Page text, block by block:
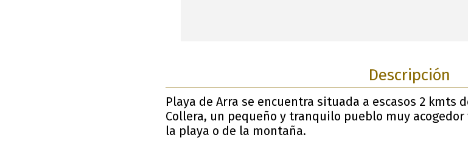
Descripción
Playa de Arra se encuentra situada a escasos 2 kmts
Collera, un pequeño y tranquilo pueblo muy
la playa o de la montaña.